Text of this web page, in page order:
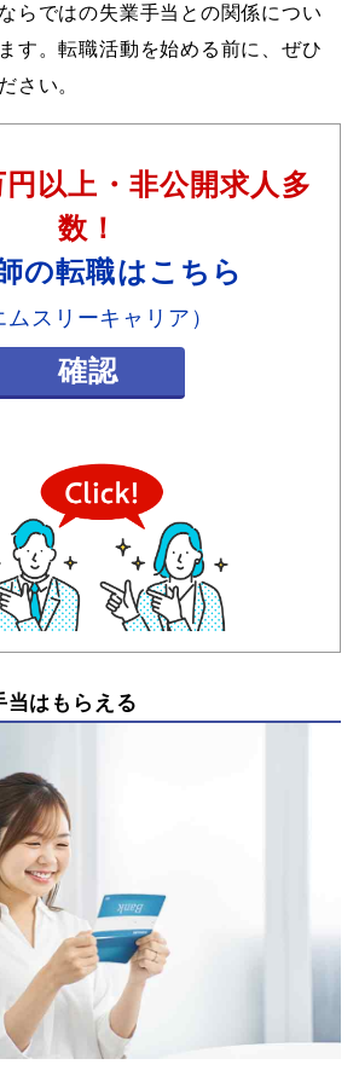
らではの失業手当との関係につい
す。転職活動を始める前に、ぜひ
さい。
以上・非公開求人多
数！
の転職はこちら
ムスリーキャリア）
確認
当はもらえる